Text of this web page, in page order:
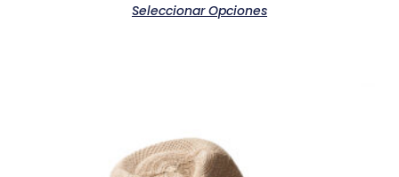
Seleccionar Opciones